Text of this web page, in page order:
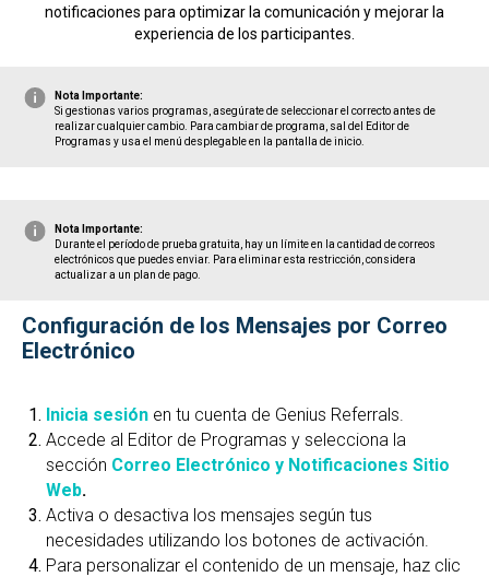
notificaciones para optimizar la comunicación y mejorar la
experiencia de los participantes.
Nota Importante:
Si gestionas varios programas, asegúrate de seleccionar el correcto antes de
realizar cualquier cambio. Para cambiar de programa, sal del Editor de
Programas y usa el menú desplegable en la pantalla de inicio.
Nota Importante:
Durante el período de prueba gratuita, hay un límite en la cantidad de correos
electrónicos que puedes enviar. Para eliminar esta restricción, considera
actualizar a un plan de pago.
Configuración de los Mensajes por Correo
Electrónico
Inicia sesión en tu cuenta de Genius Referrals.
Accede al Editor de Programas y selecciona la
sección Correo Electrónico y Notificaciones Sitio
Web.
Activa o desactiva los mensajes según tus
necesidades utilizando los botones de activación.
Para personalizar el contenido de un mensaje, haz clic